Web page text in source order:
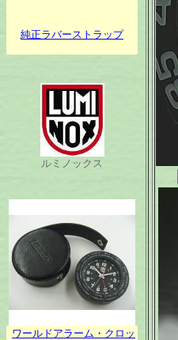
純正ラバーストラップ
ルミノックス
ワールドアラーム・クロッ